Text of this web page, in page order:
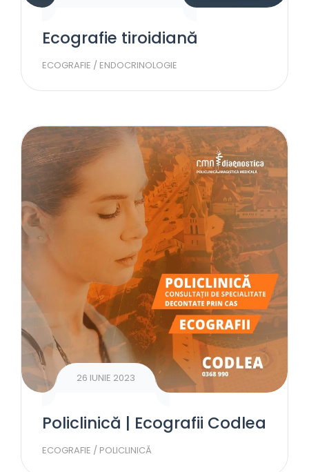
Ecografie tiroidiană
ECOGRAFIE / ENDOCRINOLOGIE
26 IUNIE 2023
Policlinică | Ecografii Codlea
ECOGRAFIE / POLICLINICĂ